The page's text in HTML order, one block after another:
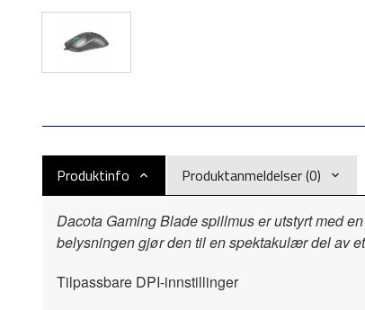
Produktinfo Produktanmeldelser (0)
Dacota Gaming Blade spillmus er utstyrt med
belysningen gjør den til en spektakulær del av
Tilpassbare DPI-innstillinger